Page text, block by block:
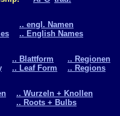
.. engl. Namen
.. English Names
.. Blattform
.. Leaf Form
.. Regionen
.. Regions
.. Wurzeln + Knollen
.. Roots + Bulbs